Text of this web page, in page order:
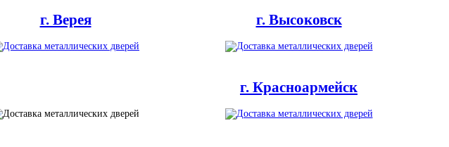
г. Верея г. Высоковск
г. Красноармейск